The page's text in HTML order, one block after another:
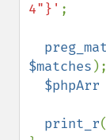
4"}' ;
$matches );
$phpArr
print_r(